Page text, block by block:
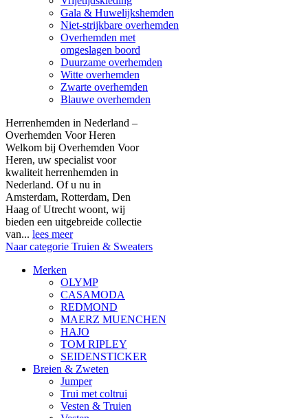
Gala & Huwelijkshemden
Niet-strijkbare overhemden
Overhemden met
omgeslagen boord
Duurzame overhemden
Witte overhemden
Zwarte overhemden
Blauwe overhemden
Herrenhemden in Nederland –
Overhemden Voor Heren
Welkom bij Overhemden Voor
Heren, uw specialist voor
kwaliteit herrenhemden in
Nederland. Of u nu in
Amsterdam, Rotterdam, Den
Haag of Utrecht woont, wij
bieden een uitgebreide collectie
van... lees meer
Naar categorie Truien & Sweaters
Merken
OLYMP
CASAMODA
REDMOND
MAERZ MUENCHEN
HAJO
TOM RIPLEY
SEIDENSTICKER
Breien & Zweten
Jumper
Trui met coltrui
Vesten & Truien